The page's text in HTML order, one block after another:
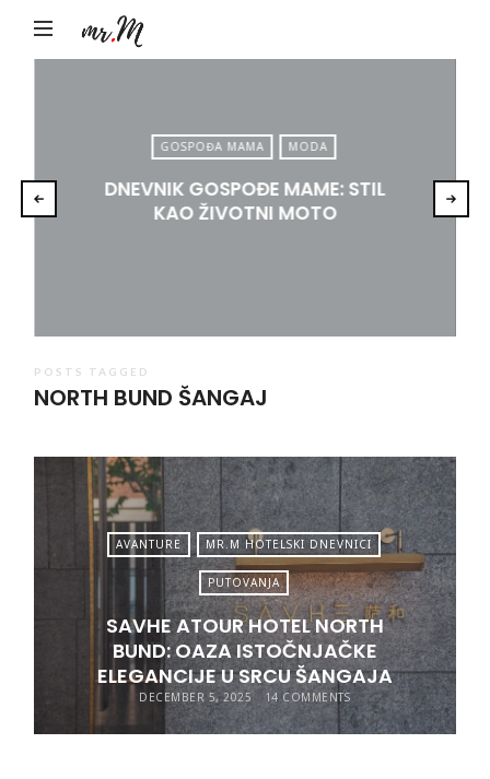
by
Tadić
GOSPOĐA MAMA MODA
DNEVNIK GOSPOĐE MAME: STIL
KAO ŽIVOTNI MOTO
POSTS TAGGED
NORTH BUND ŠANGAJ
AVANTURE MR.M HOTELSKI DNEVNICI
PUTOVANJA
SAVHE ATOUR HOTEL NORTH
BUND: OAZA ISTOČNJAČKE
ELEGANCIJE U SRCU ŠANGAJA
DECEMBER 5, 2025 14 COMMENTS